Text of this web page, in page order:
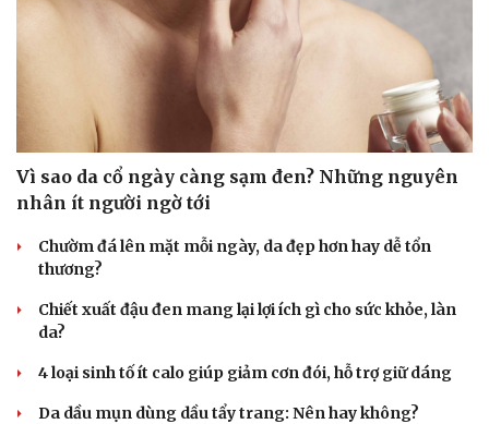
Vì sao da cổ ngày càng sạm đen? Những nguyên
nhân ít người ngờ tới
Chườm đá lên mặt mỗi ngày, da đẹp hơn hay dễ tổn
thương?
Chiết xuất đậu đen mang lại lợi ích gì cho sức khỏe, làn
da?
4 loại sinh tố ít calo giúp giảm cơn đói, hỗ trợ giữ dáng
Da dầu mụn dùng dầu tẩy trang: Nên hay không?